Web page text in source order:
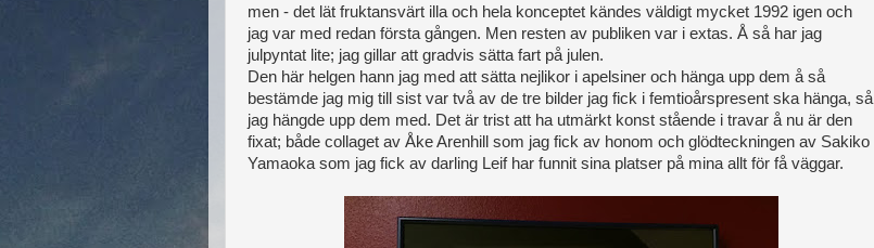
men - det lät fruktansvärt illa och hela konceptet kändes väldigt mycket 1992 igen och
jag var med redan första gången. Men resten av publiken var i extas. Å så har jag
julpyntat lite; jag gillar att gradvis sätta fart på julen.
Den här helgen hann jag med att sätta nejlikor i apelsiner och hänga upp dem å så
bestämde jag mig till sist var två av de tre bilder jag fick i femtioårspresent ska hänga, så
jag hängde upp dem med. Det är trist att ha utmärkt konst stående i travar å nu är den
fixat; både collaget av Åke Arenhill som jag fick av honom och glödteckningen av Sakiko
Yamaoka som jag fick av darling Leif har funnit sina platser på mina allt för få väggar.